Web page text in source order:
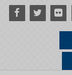
Facebook
Twitter Flickr